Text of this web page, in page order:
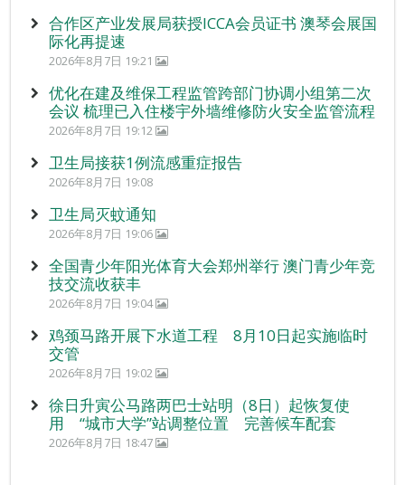
合作区产业发展局获授ICCA会员证书 澳琴会展国
际化再提速
2026年8月7日 19:21
优化在建及维保工程监管跨部门协调小组第二次
会议 梳理已入住楼宇外墙维修防火安全监管流程
2026年8月7日 19:12
卫生局接获1例流感重症报告
2026年8月7日 19:08
卫生局灭蚊通知
2026年8月7日 19:06
全国青少年阳光体育大会郑州举行 澳门青少年竞
技交流收获丰
2026年8月7日 19:04
鸡颈马路开展下水道工程 8月10日起实施临时
交管
2026年8月7日 19:02
徐日升寅公马路两巴士站明（8日）起恢复使
用 “城市大学”站调整位置 完善候车配套
2026年8月7日 18:47